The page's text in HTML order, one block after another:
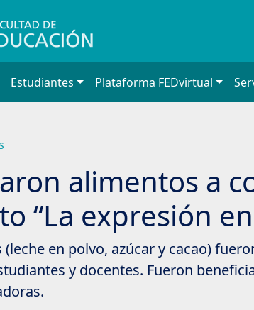
Estudiantes Plataforma FEDvirtual
alimentos a
“La expresión
(leche en polvo, azúcar y cacao)
y docentes. Fueron